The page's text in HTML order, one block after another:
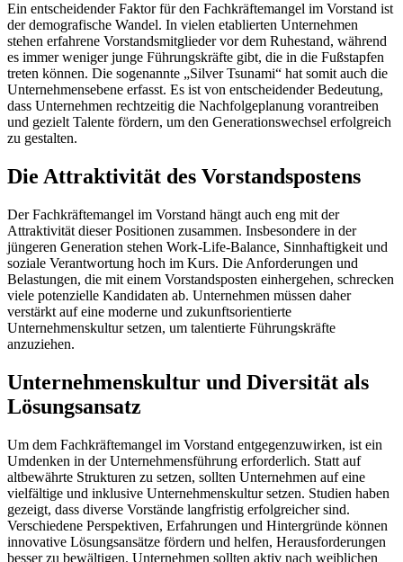
Ein entscheidender Faktor für den Fachkräftemangel im Vorstand ist
der demografische Wandel. In vielen etablierten Unternehmen
stehen erfahrene Vorstandsmitglieder vor dem Ruhestand, während
es immer weniger junge Führungskräfte gibt, die in die Fußstapfen
treten können. Die sogenannte „Silver Tsunami“ hat somit auch die
Unternehmensebene erfasst. Es ist von entscheidender Bedeutung,
dass Unternehmen rechtzeitig die Nachfolgeplanung vorantreiben
und gezielt Talente fördern, um den Generationswechsel erfolgreich
zu gestalten.
Die Attraktivität des Vorstandspostens
Der Fachkräftemangel im Vorstand hängt auch eng mit der
Attraktivität dieser Positionen zusammen. Insbesondere in der
jüngeren Generation stehen Work-Life-Balance, Sinnhaftigkeit und
soziale Verantwortung hoch im Kurs. Die Anforderungen und
Belastungen, die mit einem Vorstandsposten einhergehen, schrecken
viele potenzielle Kandidaten ab. Unternehmen müssen daher
verstärkt auf eine moderne und zukunftsorientierte
Unternehmenskultur setzen, um talentierte Führungskräfte
anzuziehen.
Unternehmenskultur und Diversität als
Lösungsansatz
Um dem Fachkräftemangel im Vorstand entgegenzuwirken, ist ein
Umdenken in der Unternehmensführung erforderlich. Statt auf
altbewährte Strukturen zu setzen, sollten Unternehmen auf eine
vielfältige und inklusive Unternehmenskultur setzen. Studien haben
gezeigt, dass diverse Vorstände langfristig erfolgreicher sind.
Verschiedene Perspektiven, Erfahrungen und Hintergründe können
innovative Lösungsansätze fördern und helfen, Herausforderungen
besser zu bewältigen. Unternehmen sollten aktiv nach weiblichen